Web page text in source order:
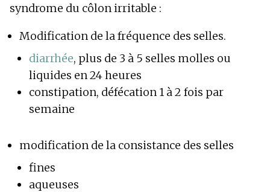
syndrome du côlon irritable :
Modification de la fréquence des selles.
diarrhée, plus de 3 à 5 selles molles ou
liquides en 24 heures
constipation, défécation 1 à 2 fois par
semaine
modification de la consistance des selles
fines
aqueuses